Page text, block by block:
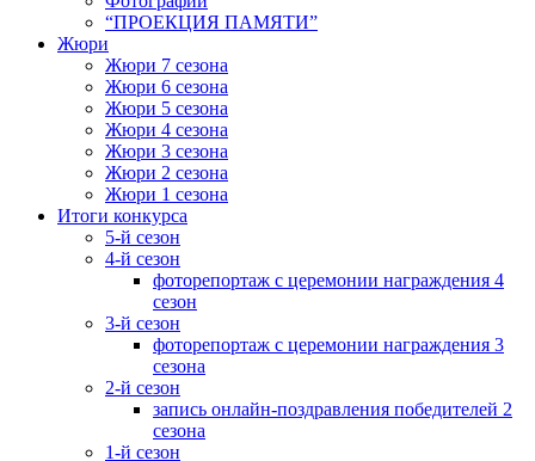
“ПРОЕКЦИЯ ПАМЯТИ”
Жюри
Жюри 7 сезона
Жюри 6 сезона
Жюри 5 сезона
Жюри 4 сезона
Жюри 3 сезона
Жюри 2 сезона
Жюри 1 сезона
Итоги конкурса
5-й сезон
4-й сезон
фоторепортаж с церемонии награждения 4
сезон
3-й сезон
фоторепортаж с церемонии награждения 3
сезона
2-й сезон
запись онлайн-поздравления победителей 2
сезона
1-й сезон